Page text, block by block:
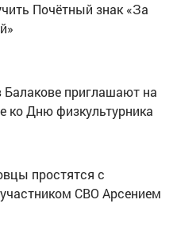
Почётный знак «За
Балакове приглашают на
ко Дню физкультурника
простятся с
СВО Арсением